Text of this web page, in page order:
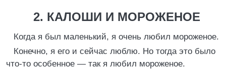
2. КАЛОШИ И МОРОЖЕНОЕ
Когда я был маленький, я очень любил мороженое.
Конечно, я его и сейчас люблю. Но тогда это было
что-то особенное — так я любил мороженое.